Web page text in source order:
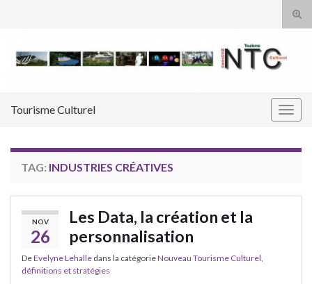
Tourisme Culturel
TAG: INDUSTRIES CRÉATIVES
NOV
26
Les Data, la création et la
personnalisation
DeEvelyne Lehalle dans la catégorieNouveau Tourisme Culturel,
définitions et stratégies